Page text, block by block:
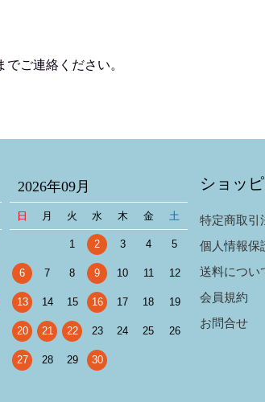
ご連絡ください。
2026年09月
日 月 火 水 木 金 土
1 2 3 4 5
6 7 8 9 10 11 12
13 14 15 16 17 18 19
20 21 22 23 24 25 26
27 28 29 30
ショッ
特定商取引
個人情報保
送料につい
会員規約
お問合せ